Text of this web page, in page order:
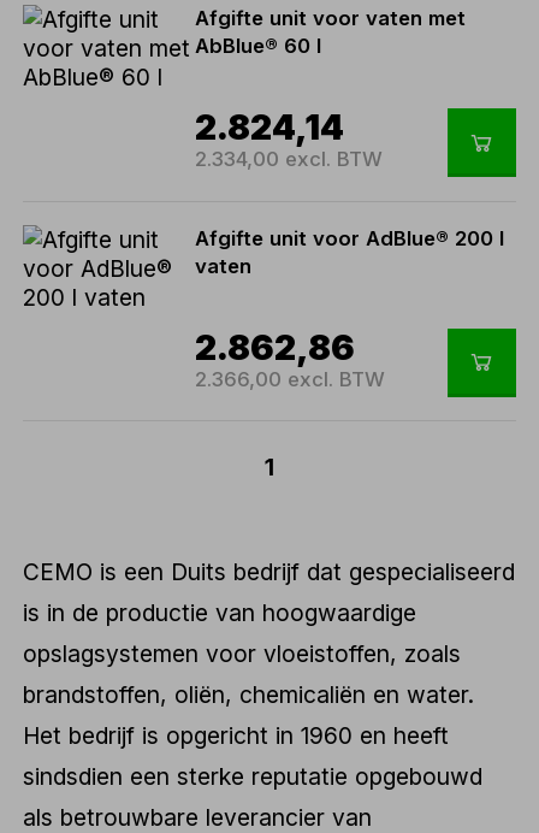
Afgifte unit voor vaten met
AbBlue® 60 l
2.824,14
2.334,00 excl. BTW
Afgifte unit voor AdBlue® 200 l
vaten
2.862,86
2.366,00 excl. BTW
1
CEMO is een Duits bedrijf dat gespecialiseerd
is in de productie van hoogwaardige
opslagsystemen voor vloeistoffen, zoals
brandstoffen, oliën, chemicaliën en water.
Het bedrijf is opgericht in 1960 en heeft
sindsdien een sterke reputatie opgebouwd
als betrouwbare leverancier van